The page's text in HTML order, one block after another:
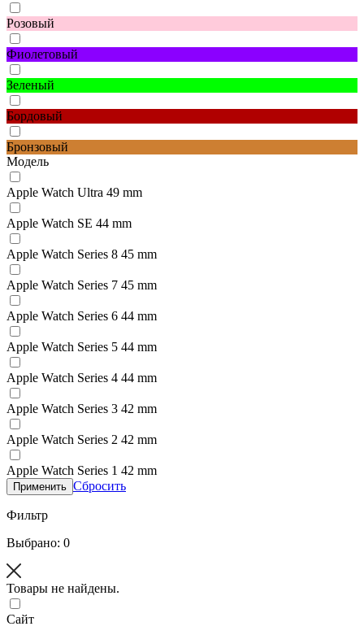
Розовый
Фиолетовый
Зеленый
Бордовый
Бронзовый
Модель
Apple Watch Ultra 49 mm
Apple Watch SE 44 mm
Apple Watch Series 8 45 mm
Apple Watch Series 7 45 mm
Apple Watch Series 6 44 mm
Apple Watch Series 5 44 mm
Apple Watch Series 4 44 mm
Apple Watch Series 3 42 mm
Apple Watch Series 2 42 mm
Apple Watch Series 1 42 mm
Применить Сбросить
Фильтр
Выбрано: 0
Товары не найдены.
Сайт